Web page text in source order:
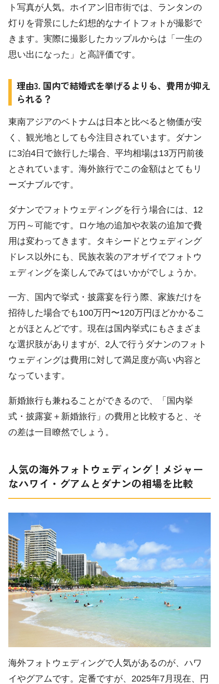
ト写真が人気。ホイアン旧市街では、ランタンの
灯りを背景にした幻想的なナイトフォトが撮影で
きます。実際に撮影したカップルからは「一生の
思い出になった」と高評価です。
理由3. 国内で結婚式を挙げるよりも、費用が抑え
られる？
東南アジアのベトナムは日本と比べると物価が安
く、観光地としても今注目されています。ダナン
に3泊4日で旅行した場合、平均相場は13万円前後
とされています。海外旅行でこの金額はとてもリ
ーズナブルです。
ダナンでフォトウェディングを行う場合には、12
万円～可能です。ロケ地の追加や衣装の追加で費
用は変わってきます。タキシードとウェディング
ドレス以外にも、民族衣装のアオザイでフォトウ
ェディングを楽しんでみてはいかがでしょうか。
一方、国内で挙式・披露宴を行う際、家族だけを
招待した場合でも100万円〜120万円ほどかかるこ
とがほとんどです。現在は国内挙式にもさまざま
な選択肢がありますが、2人で行うダナンのフォト
ウェディングは費用に対して満足度が高い内容と
なっています。
新婚旅行も兼ねることができるので、「国内挙
式・披露宴＋新婚旅行」の費用と比較すると、そ
の差は一目瞭然でしょう。
人気の海外フォトウェディング！メジャー
なハワイ・グアムとダナンの相場を比較
海外フォトウェディングで人気があるのが、ハワ
イやグアムです。定番ですが、2025年7月現在、円